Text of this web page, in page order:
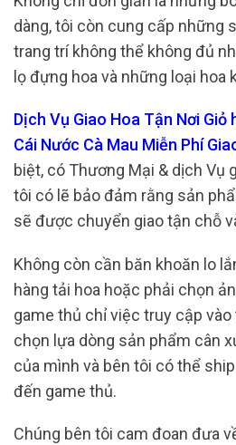
dàng, tôi còn cung cấp những
trang trí không thể không đủ
lọ đựng hoa và những loại hoa
Dịch Vụ Giao Hoa Tận Nơi
Cái Nước Cà Mau Miễn Phí
biệt, có Thương Mại & dịch Vụ
tôi có lẽ bảo đảm rằng sản
sẽ được chuyển giao tận chỗ
Không còn cần băn khoăn lo
hàng tải hoa hoặc phải chọn
game thủ chỉ việc truy cập
chọn lựa dòng sản phẩm cân
của mình và bên tôi có thể
đến game thủ.
Chúng bên tôi cam đoan đưa